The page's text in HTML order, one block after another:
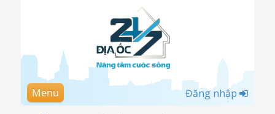
Menu Đăng nhập